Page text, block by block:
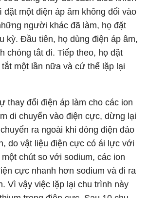
đặt một điện áp âm không đổi vào
người khác đã làm, họ đặt
kỳ. Đầu tiên, họ dùng điện áp âm,
chóng tắt đi. Tiếp theo, họ đặt
một lần nữa và cứ thế lặp lại
thay đổi điện áp làm cho các ion
di chuyển vào điện cực, dừng lại
ra ngoài khi dòng điện đảo
do vật liệu điện cực có ái lực với
một chút so với sodium, các ion
cực nhanh hơn sodium và đi ra
Vì vậy việc lặp lại chu trình này